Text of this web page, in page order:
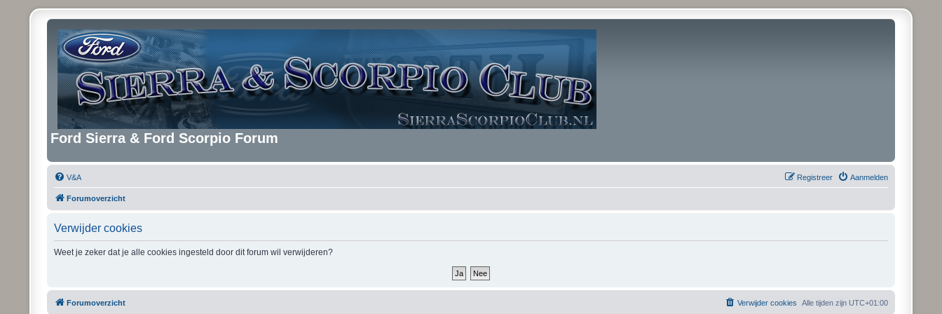
Ford Sierra & Ford Scorpio Forum
V&A Aanmelden
Registreer
Forumoverzicht
Verwijder cookies
Weet je zeker dat je alle cookies ingesteld door dit forum wil verwijderen?
Forumoverzicht Alle tijden zijn UTC+01:00
Verwijder cookies